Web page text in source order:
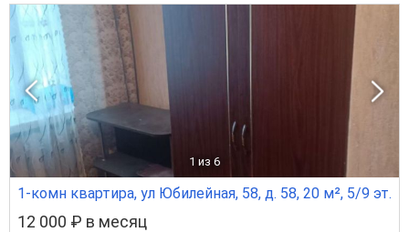
1 из 6
1-комн квартира, ул Юбилейная, 58, д. 58, 20 м², 5/9 эт.
12 000 ₽ в месяц